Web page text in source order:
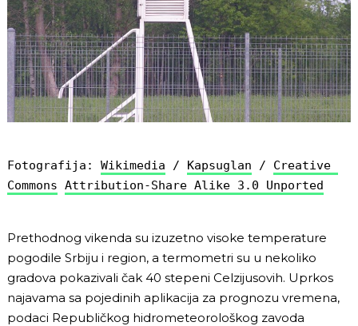
Fotografija: Wikimedia / Kapsuglan / Creative
Commons Attribution-Share Alike 3.0 Unported
Prethodnog vikenda su izuzetno visoke temperature
pogodile Srbiju i region, a termometri su u nekoliko
gradova pokazivali čak 40 stepeni Celzijusovih. Uprkos
najavama sa pojedinih aplikacija za prognozu vremena,
podaci Republičkog hidrometeorološkog zavoda